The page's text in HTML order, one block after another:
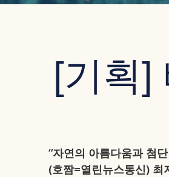
[기획]
“자연의 아름다움과 첨
(호짬=열린뉴스통신)